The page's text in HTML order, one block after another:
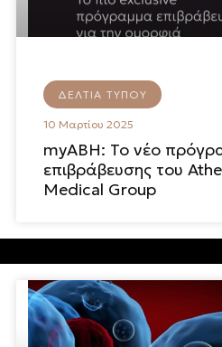
ΔΕΛΤΊΑ ΤΎΠΟΥ
10 Μαρτίου 2025
myABH: Το νέο
επιβράβευσης του
Medical Group